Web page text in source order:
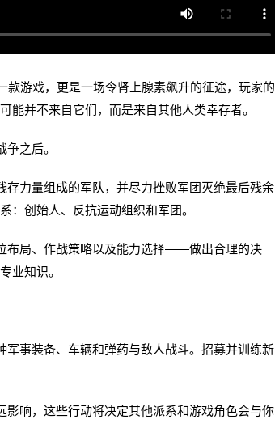
款游戏，更是一场令肾上腺素飙升的征途，玩家的
能并不来自它们，而是来自其他人类幸存者。
之后。
力量组成的军队，并尽力挫败军团灭绝最后残余
：创始人、反抗运动组织和军团。
布局、作战策略以及能力选择——做出合理的决
业知识。
事装备、车辆和弹药与敌人战斗。招募并训练新
响，这些行动将决定其他派系和游戏角色会与你